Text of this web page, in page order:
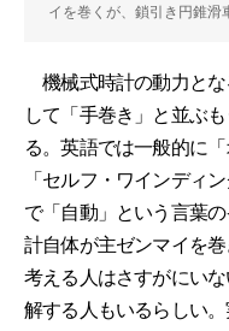
イを巻くが、鎖引き円錐滑
機械式時計の動力とな
して「手巻き」と並ぶ
る。英語では一般的に
「セルフ・ワインディ
で「自動」という言葉
計自体が主ゼンマイを
考える人はさすがにい
解する人もいるらしい